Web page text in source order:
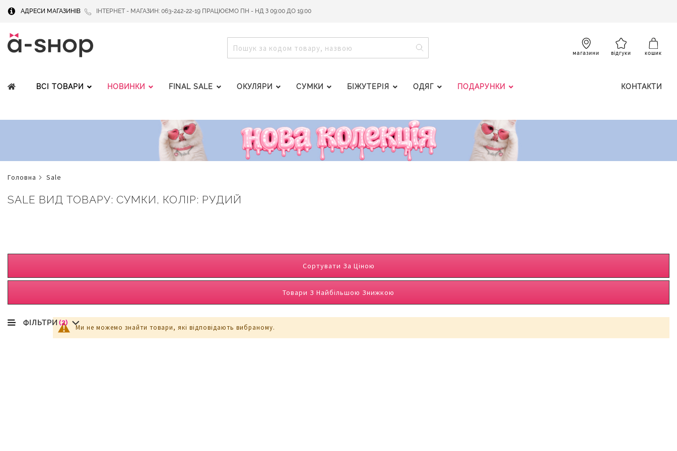
АДРЕСИ МАГАЗИНІВ ІНТЕРНЕТ - МАГАЗИН: 063-242-22-19 ПРАЦЮЄМО ПН - НД З 09:00 ДО 19:00
ПОШУК
магазини відгуки кошик
ВСІ ТОВАРИ НОВИНКИ FINAL SALE ОКУЛЯРИ СУМКИ БІЖУТЕРІЯ ОДЯГ ПОДАРУНКИ КОНТАКТИ
головна sale
SALE ВИД ТОВАРУ: СУМКИ, КОЛІР: РУДИЙ
Сортувати За Ціною
Товари З Найбільшою Знижкою
Ми не можемо знайти товари, які відповідають вибраному.
ФІЛЬТРИ (2)